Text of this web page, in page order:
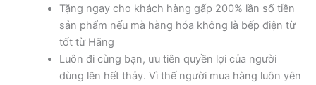
Tặng ngay cho khách hàng gấp 200% lần số tiền
sản phẩm nếu mà hàng hóa không là bếp điện từ
tốt từ Hãng
Luôn đi cùng bạn, ưu tiên quyền lợi của người
dùng lên hết thảy. Vì thế người mua hàng luôn yên